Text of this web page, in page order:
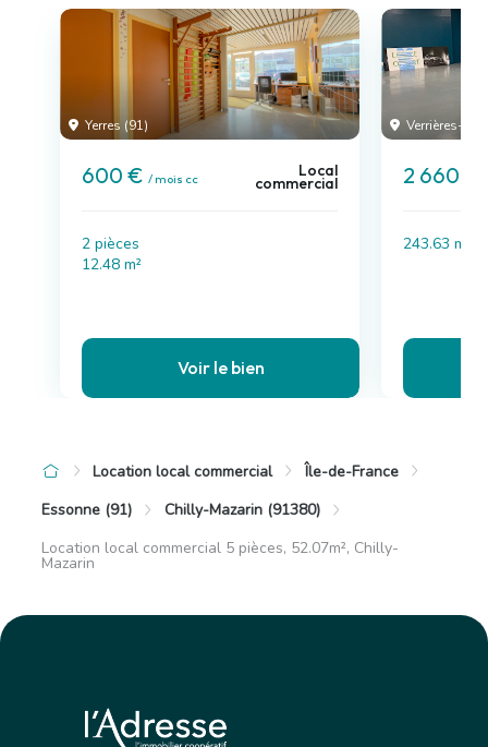
Yerres (91)
600 € / mois cc Local
commercial
2 pièces
12.48 m²
Voir le bien
Verrières-le-
2 660 €
243.63 m²
Location local commercial
Île-de-France
Essonne (91)
Chilly-Mazarin (91380)
Location local commercial 5 pièces, 52.07m², Chilly-
Mazarin